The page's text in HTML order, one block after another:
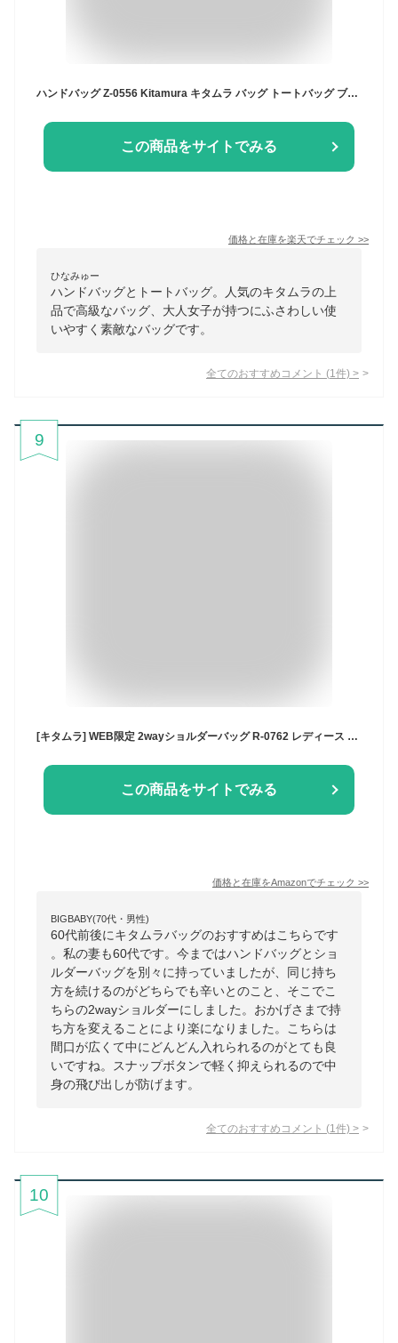
ハンドバッグ Z-0556 Kitamura キタムラ バッグ トートバッグ ブラック ネイビー ベージュ【送料無料】[Rakuten Fashion]
この商品をサイトでみる
価格と在庫を楽天でチェック >>
ひなみゅー
ハンドバッグとトートバッグ。人気のキタムラの上
品で高級なバッグ、大人女子が持つにふさわしい使
いやすく素敵なバッグです。
全てのおすすめコメント (1 件) >
9
[キタムラ] WEB限定 2wayショルダーバッグ R-0762 レディース ダークブルー [紺] 10101
この商品をサイトでみる
価格と在庫をAmazonでチェック >>
BIGBABY(70代・男性)
60代前後にキタムラバッグのおすすめはこちらです
。私の妻も60代です。今まではハンドバッグとショ
ルダーバッグを別々に持っていましたが、同じ持ち
方を続けるのがどちらでも辛いとのこと、そこでこ
ちらの2wayショルダーにしました。おかげさまで持
ち方を変えることにより楽になりました。こちらは
間口が広くて中にどんどん入れられるのがとても良
いですね。スナップボタンで軽く抑えられるので中
身の飛び出しが防げます。
全てのおすすめコメント (1 件) >
10